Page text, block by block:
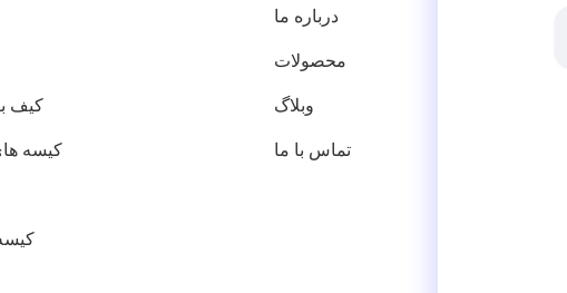
درباره ما
محصولات
وبلاگ
تماس با ما
کیف
کیسه